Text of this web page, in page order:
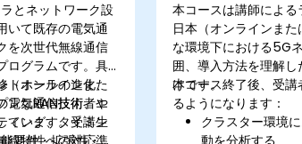
とネットワーク設
いて既存の電気通
を次世代無線通信
ログラムです。具
トホールの進化、
ンなRAN技術、エ
ィング、タイミン
線特性への対応準
（オンラインまた
電気通信技術者や
ています。受講生
要件・拡張性・信
本コースは講師によ
日本（オンラインま
な環境下における5G
囲、導入方法を理解
けです。
本コース終了後、受
るようになります：
クラスター環境
動を分析する